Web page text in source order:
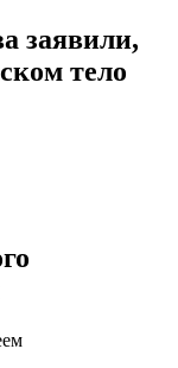
заявили,
тело